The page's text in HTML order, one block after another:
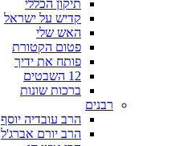
תיקון הכללי
קדיש על ישראל
האש שלי
פטום הקטורת
פותח את ידיך
12 השבטים
ברכות שונות
רבנים
הרב עובדיה יוסף
הרב יורם אברג'ל